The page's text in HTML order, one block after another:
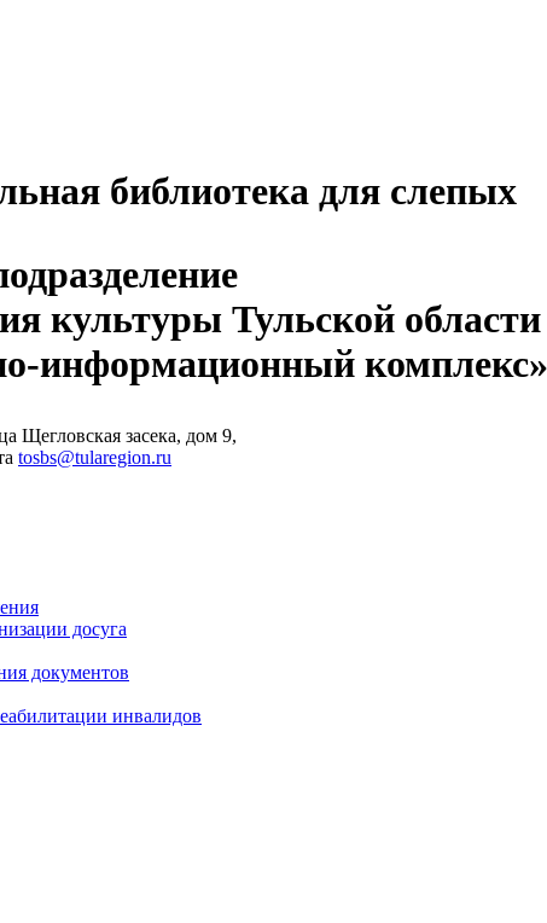
библиотека для слепых
культуры Тульской области
информационный
Щегловская засека, дом 9,
tosbs@tularegion.ru
досуга
документов
инвалидов